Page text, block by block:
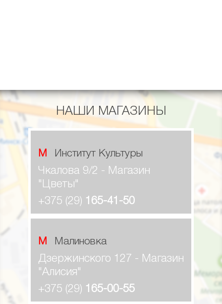
НАШИ МАГАЗИНЫ
М Институт Культуры
Чкалова 9/2 - Магазин
"Цветы"
+375 (29) 165-41-50
М Малиновка
Дзержинского 127 - Магазин
"Алисия"
+375 (29) 165-00-55